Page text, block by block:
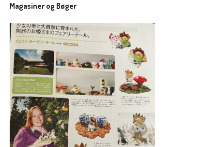
Magasiner og Bøger